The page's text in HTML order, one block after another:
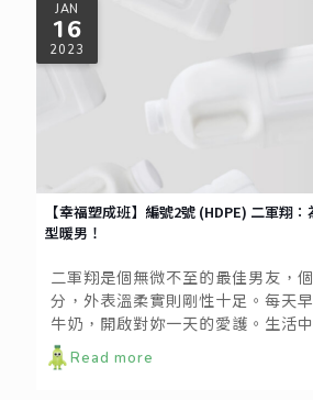
JAN
16
2023
【幸福塑成班】編號2號 (HDPE) 二軍翔
型暖男！
二軍翔是個無微不至的最佳男友，
分，外表溫柔實則剛性十足。每天
牛奶，開啟對妳一天的愛護。生活
非常廣泛，他的用心隨處可見。更
熟不亂吃醋，耐酸度滿分，即使吵
Read more